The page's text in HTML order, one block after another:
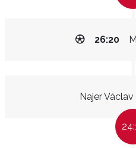
26:20
Najer Václav